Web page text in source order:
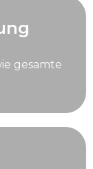
gesamte